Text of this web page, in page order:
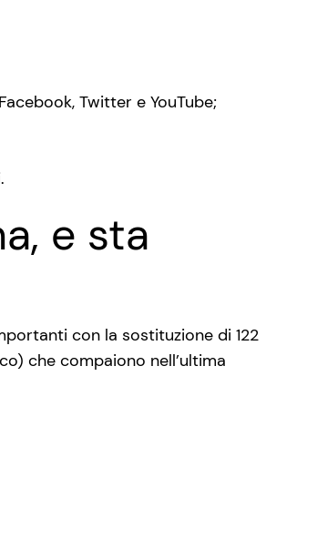
Twitter e YouTube;
e sta
con la sostituzione di 122
che compaiono nell’ultima